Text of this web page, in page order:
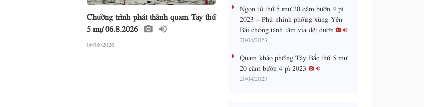
Chường trình phát thành quam Tay thứ
5 mự 06.8.2026
06/08/2026
T
i
Ngon tô thứ 5 mự 20 căm bườn 4 pì
2023 – Phủ nhinh phổng xùng Yên
Bái chóng tánh tăm vịa dệt dượn
20/04/2023
Quam kháo phổng Tày Bắc thứ 5 mự
20 căm bườn 4 pì 2023
20/04/2023